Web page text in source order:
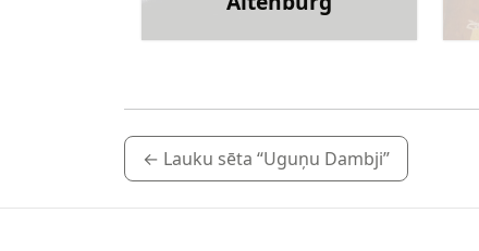
Uzzināt vairāk
← Lauku sēta “Uguņu Dambji”